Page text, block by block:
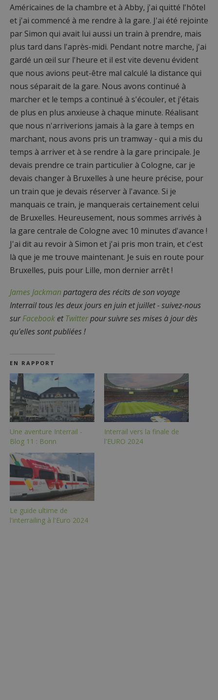
Américaines de la chambre et à Abby, j'ai quitté l'hôtel
et j'ai commencé à me rendre à la gare. J'ai été rejointe
par Simon qui avait lui aussi un train à prendre, mais
plus tard dans l'après-midi. Pendant notre marche, j'ai
gardé un œil sur l'heure et il est vite devenu évident
que nous avions peut-être mal calculé la distance qui
nous séparait de la gare. Nous avons continué à
marcher et le temps a continué à s'écouler, et j'étais
de plus en plus anxieuse à chaque minute. Réalisant
que nous n'arriverions jamais à la gare à temps en
marchant, nous avons pris un tramway - qui a mis du
temps à arriver et à se rendre à la gare principale. Je
devais prendre ce train particulier à Cologne, car je
devais changer à Bruxelles à une heure précise, pour
un train que je devais réserver à l'avance. Si je
manquais ce train, je manquerais certainement celui
de Bruxelles. Heureusement, nous sommes arrivés à
la gare centrale de Cologne avec 10 minutes d'avance !
J'ai dit au revoir à Simon et j'ai pris mon train, et c'est
là que je me trouve maintenant. Je suis en route pour
Bruxelles, puis pour Lille, mon dernier arrêt !
James Jackmanpartagera des récits de son voyage
Interrail tous les deux jours en juin et juillet - suivez-nous
surFacebook etTwitterpour suivre ses mises à jour dès
qu'elles sont publiées !
EN RAPPORT
Une aventure Interrail -
Blog 11 : Bonn
Interrail vers la finale de
l'EURO 2024
Le guide ultime de
l'interrailing à l'Euro 2024